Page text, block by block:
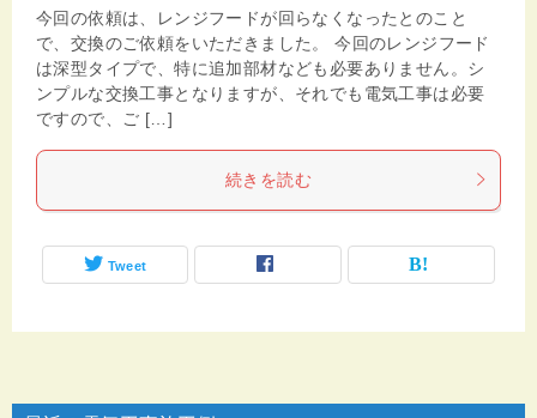
今回の依頼は、レンジフードが回らなくなったとのこと
で、交換のご依頼をいただきました。 今回のレンジフード
は深型タイプで、特に追加部材なども必要ありません。シ
ンプルな交換工事となりますが、それでも電気工事は必要
ですので、ご […]
続きを読む
Tweet